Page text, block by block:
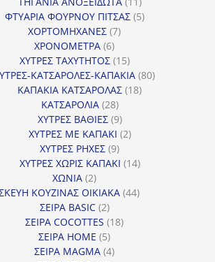
προϊόντα
ΦΤΥΑΡΙΑ ΦΟΥΡΝΟΥ ΠΙΤΣΑΣ 55
ΧΟΡΤΟΜΗΧΑΝΕΣ 77
ΧΡΟΝΟΜΕΤΡΑ 66
προϊόντα
ΧΥΤΡΕΣ ΤΑΧΥΤΗΤΟΣ 1515
προϊόντα
ΚΑΤΣΑΡΟΛΕΣ-ΚΑΠΑΚΙΑ 8080
ΚΑΠΑΚΙΑ ΚΑΤΣΑΡΟΛΑΣ 1818
ΚΑΤΣΑΡΟΛΙΑ 2828
προϊόντα
ΧΥΤΡΕΣ ΒΑΘΙΕΣ 99
προϊόντα
ΧΥΤΡΕΣ ΜΕ ΚΑΠΑΚΙ 22
ΧΥΤΡΕΣ ΡΗΧΕΣ 99
προϊόντα
ΧΥΤΡΕΣ ΧΩΡΙΣ ΚΑΠΑΚΙ 1414
ΧΩΝΙΑ 22
προϊόντα
ΚΟΥΖΙΝΑΣ ΟΙΚΙΑΚΑ 4444
ΣΕΙΡΑ BASIC 22
προϊόντα
ΣΕΙΡΑ COCOTTES 1818
ΣΕΙΡΑ HOME 55
προϊόντα
ΣΕΙΡΑ MAGMA 44